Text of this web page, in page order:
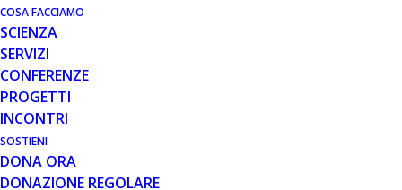
COSA FACCIAMO
SCIENZA
SERVIZI
CONFERENZE
PROGETTI
INCONTRI
SOSTIENI
DONA ORA
DONAZIONE REGOLARE
UNA LETTERA APERTA SUL TEMA
DEI VACCINI AL MINISTRO
DELLA SALUTE